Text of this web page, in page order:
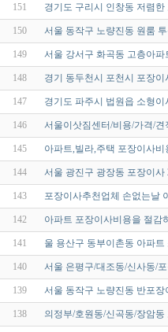
151 경기도 구리시 인창동 저렴
150 서울 동작구 노량진동 원룸
149 서울 강서구 화곡동 고층아
148 경기 동두천시 포천시 포장
147 경기도 파주시 법원읍 소형
146 서울이삿짐센터/비용/가격/
145 아파트,빌라,주택 포장이사
144 서울 광진구 광장동 포장이사
143 포장이사추천업체 손없는날
142 아파트 포장이사비용을 절감
141 울 용산구 동부이촌동 아파
140 서울 은평구/대조동/신사동/
139 서울 동작구 노량진동 반포
138 의정부/호원동/신곡동/장암